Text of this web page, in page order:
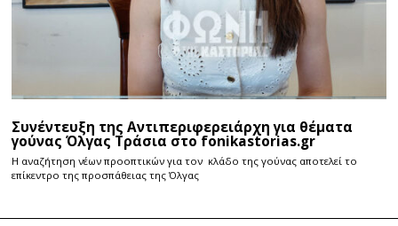
Συνέντευξη της Αντιπεριφερειάρχη για θέματα
γούνας Όλγας Τράσια στο fonikastorias.gr
Η αναζήτηση νέων προοπτικών για τον κλάδο της γούνας αποτελεί το
επίκεντρο της προσπάθειας της Όλγας